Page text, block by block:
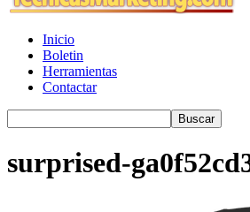
Inicio
Boletin
Herramientas
Contactar
surprised-